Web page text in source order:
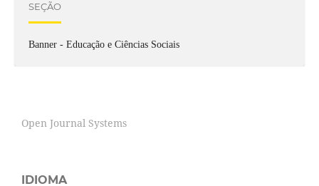
SEÇÃO
Banner - Educação e Ciências Sociais
Open Journal Systems
IDIOMA